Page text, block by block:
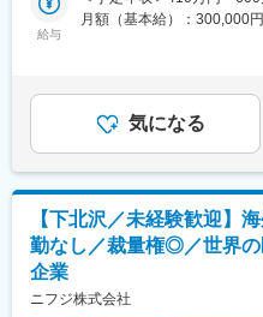
【具体的な業務内容】
上、見積書/契約書等を作成
・並行して医薬品の輸入申
の上、社内の担当部署へ
す。
【組織構成】
マネージャー1名、メンバ
としてのキャリアや可能性
拓もお任せします。
・既存顧客リストに沿って
・代理店との関係構築
・新規開拓
・当社の試薬をお客様に説
・顧客満足度の向上、自社
■入社後のサポート体制：
並行し、先輩社員の営業同
給与
月額（基本給）：300,000
バー（月給30万円＋歩合
メンバー（月給30万円＋
安の金額であり、選考を通
(月額)は固定手当を含めた
気になる
【下北沢／未経験歓迎】
勤なし／裁量権◎／世界
企業
ニフジ株式会社